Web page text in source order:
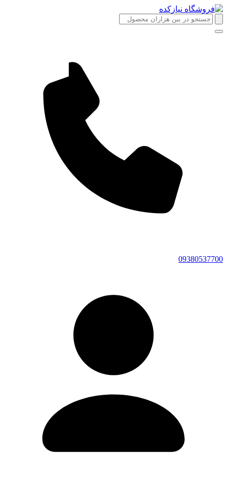
09380537700